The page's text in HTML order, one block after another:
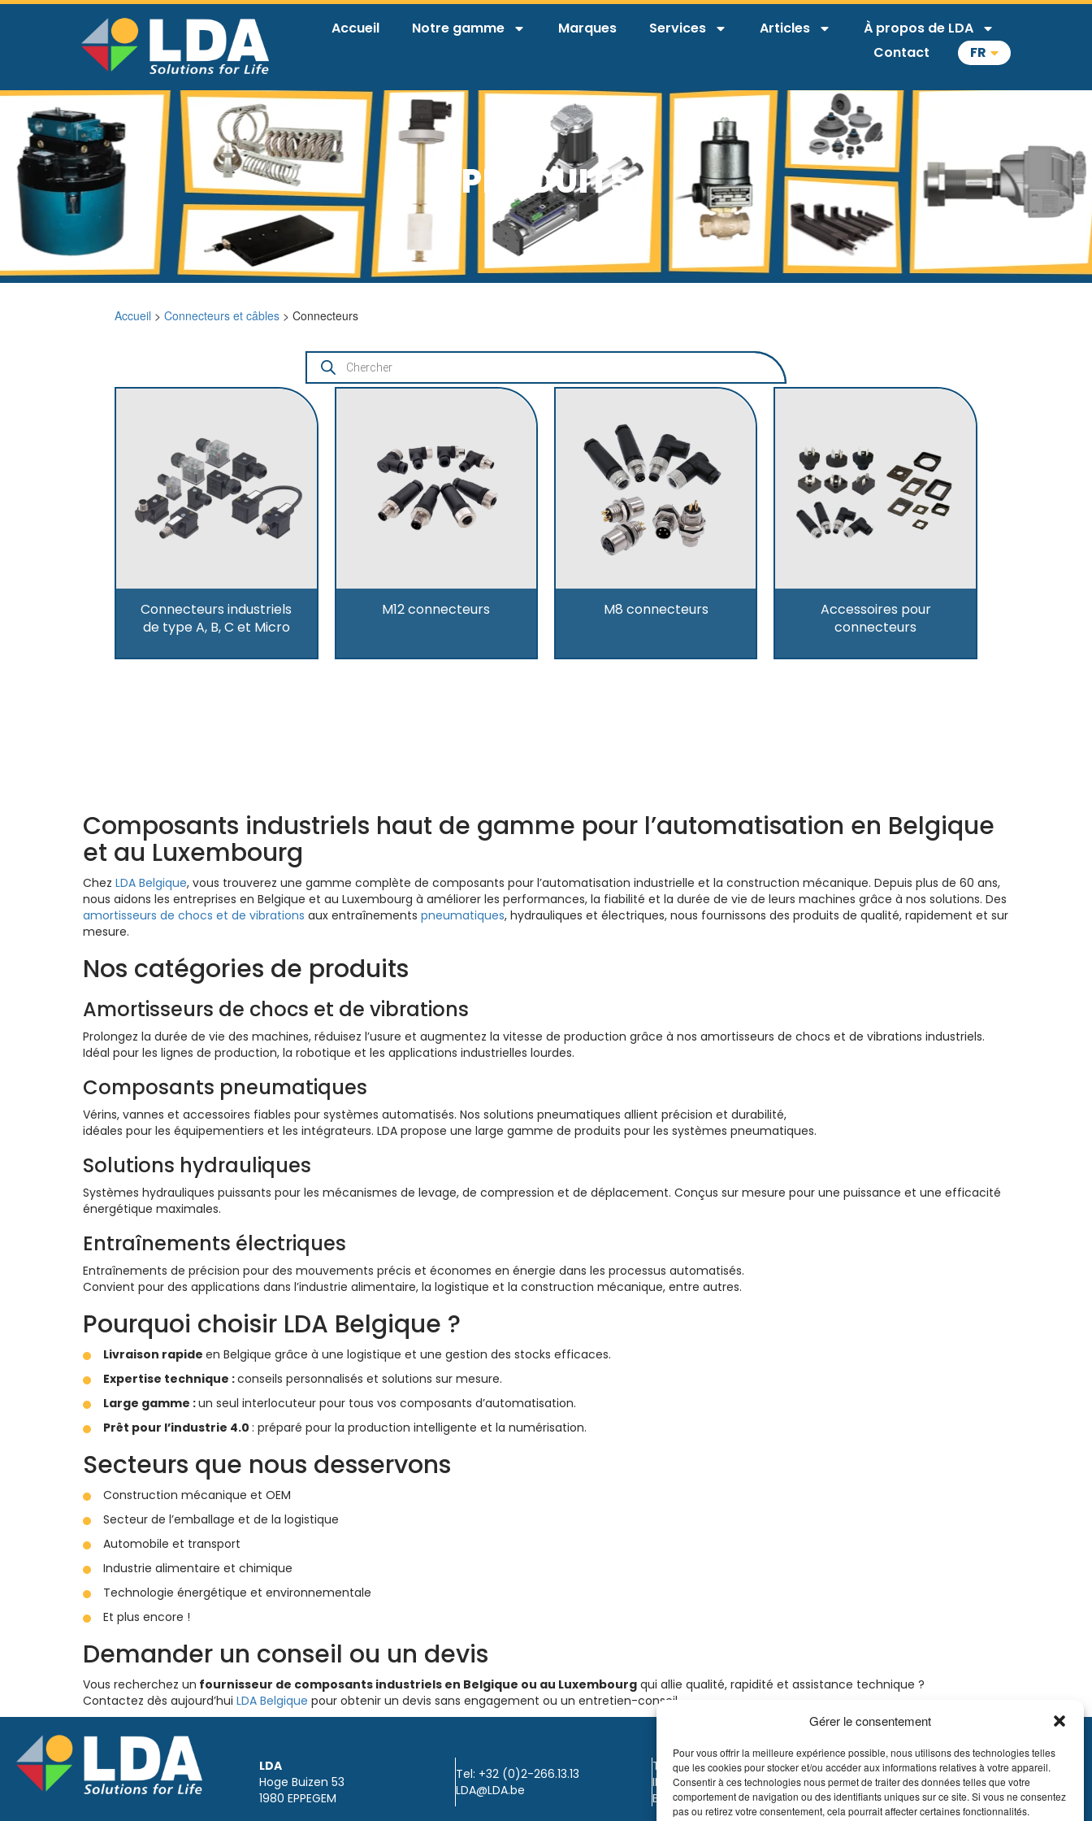
Gérer le consentement
Pour vous offrir la meilleure expérience possible, nous utilisons des technologies telles
que les cookies pour stocker et/ou accéder aux informations relatives à votre appareil.
Consentir à ces technologies nous permet de traiter des données telles que votre
comportement de navigation ou des identifiants uniques sur ce site. Si vous ne consentez
pas ou retirez votre consentement, cela pourrait affecter certaines fonctionnalités.
Accueil Notre gamme Marques Services Articles
À propos de LDA
Contact
FR
PRODUITS
Accueil >Connecteurs et câbles > Connecteurs
Connecteurs industriels
de type A, B, C et Micro
M12 connecteurs M8 connecteurs
Accessoires pour
connecteurs
Composants industriels haut de gamme pour l’automatisation en Belgique
et au Luxembourg
Chez LDA Belgique, vous trouverez une gamme complète de composants pour l’automatisation industrielle et la construction mécanique. Depuis plus de 60 ans,
nous aidons les entreprises en Belgique et au Luxembourg à améliorer les performances, la fiabilité et la durée de vie de leurs machines grâce à nos solutions. Des
amortisseurs de chocs et de vibrations aux entraînements pneumatiques, hydrauliques et électriques, nous fournissons des produits de qualité, rapidement et sur
mesure.
Nos catégories de produits
Amortisseurs de chocs et de vibrations
Prolongez la durée de vie des machines, réduisez l’usure et augmentez la vitesse de production grâce à nos amortisseurs de chocs et de vibrations industriels.
Idéal pour les lignes de production, la robotique et les applications industrielles lourdes.
Composants pneumatiques
Vérins, vannes et accessoires fiables pour systèmes automatisés. Nos solutions pneumatiques allient précision et durabilité,
idéales pour les équipementiers et les intégrateurs. LDA propose une large gamme de produits pour les systèmes pneumatiques.
Solutions hydrauliques
Systèmes hydrauliques puissants pour les mécanismes de levage, de compression et de déplacement. Conçus sur mesure pour une puissance et une efficacité
énergétique maximales.
Entraînements électriques
Entraînements de précision pour des mouvements précis et économes en énergie dans les processus automatisés.
Convient pour des applications dans l’industrie alimentaire, la logistique et la construction mécanique, entre autres.
Pourquoi choisir LDA Belgique ?
Livraison rapide en Belgique grâce à une logistique et une gestion des stocks efficaces.
Expertise technique :conseils personnalisés et solutions sur mesure.
Large gamme :un seul interlocuteur pour tous vos composants d’automatisation.
Prêt pour l’industrie 4.0 : préparé pour la production intelligente et la numérisation.
Secteurs que nous desservons
Construction mécanique et OEM
Secteur de l’emballage et de la logistique
Automobile et transport
Industrie alimentaire et chimique
Technologie énergétique et environnementale
Et plus encore !
Demander un conseil ou un devis
Vous recherchez un fournisseur de composants industriels en Belgique ou au Luxembourg qui allie qualité, rapidité et assistance technique ?
Contactez dès aujourd’hui LDA Belgique pour obtenir un devis sans engagement ou un entretien-conseil.
LDA
Hoge Buizen 53
1980 EPPEGEM
Tel: +32 (0)2-266.13.13
LDA@LDA.be
TVA: BE0405.895.609
IBAN: KBC / BE51 7340 2410 9862
BIC: KBC / KREDBEBB